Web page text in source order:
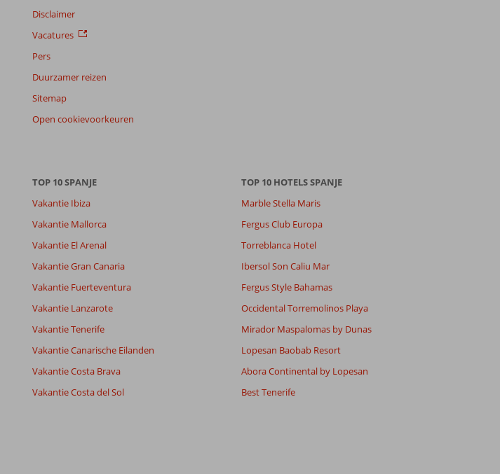
Disclaimer
Vacatures
Pers
Duurzamer reizen
Sitemap
Open cookievoorkeuren
TOP 10 SPANJE
Vakantie Ibiza
Vakantie Mallorca
Vakantie El Arenal
Vakantie Gran Canaria
Vakantie Fuerteventura
Vakantie Lanzarote
Vakantie Tenerife
Vakantie Canarische Eilanden
Vakantie Costa Brava
Vakantie Costa del Sol
TOP 10 HOTELS SPANJE
Marble Stella Maris
Fergus Club Europa
Torreblanca Hotel
Ibersol Son Caliu Mar
Fergus Style Bahamas
Occidental Torremolinos Playa
Mirador Maspalomas by Dunas
Lopesan Baobab Resort
Abora Continental by Lopesan
Best Tenerife